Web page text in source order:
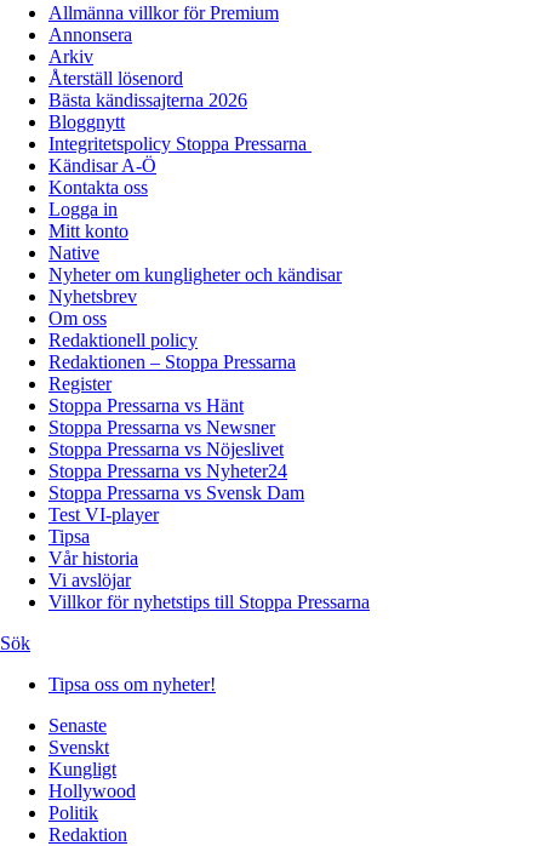
Allmänna villkor för Premium
Annonsera
Arkiv
Återställ lösenord
Bästa kändissajterna 2026
Bloggnytt
Integritetspolicy Stoppa Pressarna
Kändisar A-Ö
Kontakta oss
Logga in
Mitt konto
Native
Nyheter om kungligheter och kändisar
Nyhetsbrev
Om oss
Redaktionell policy
Redaktionen – Stoppa Pressarna
Register
Stoppa Pressarna vs Hänt
Stoppa Pressarna vs Newsner
Stoppa Pressarna vs Nöjeslivet
Stoppa Pressarna vs Nyheter24
Stoppa Pressarna vs Svensk Dam
Test VI-player
Tipsa
Vår historia
Vi avslöjar
Villkor för nyhetstips till Stoppa Pressarna
Sök
Tipsa oss om nyheter!
Senaste
Svenskt
Kungligt
Hollywood
Politik
Redaktion